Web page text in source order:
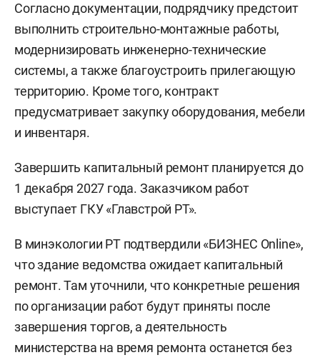
Согласно документации, подрядчику предстоит
выполнить строительно-монтажные работы,
модернизировать инженерно-технические
системы, а также благоустроить прилегающую
территорию. Кроме того, контракт
предусматривает закупку оборудования, мебели
и инвентаря.
Завершить капитальный ремонт планируется до
1 декабря 2027 года. Заказчиком работ
выступает ГКУ «Главстрой РТ».
В минэкологии РТ подтвердили «БИЗНЕС Online»,
что здание ведомства ожидает капитальный
ремонт. Там уточнили, что конкретные решения
по организации работ будут приняты после
завершения торгов, а деятельность
министерства на время ремонта останется без